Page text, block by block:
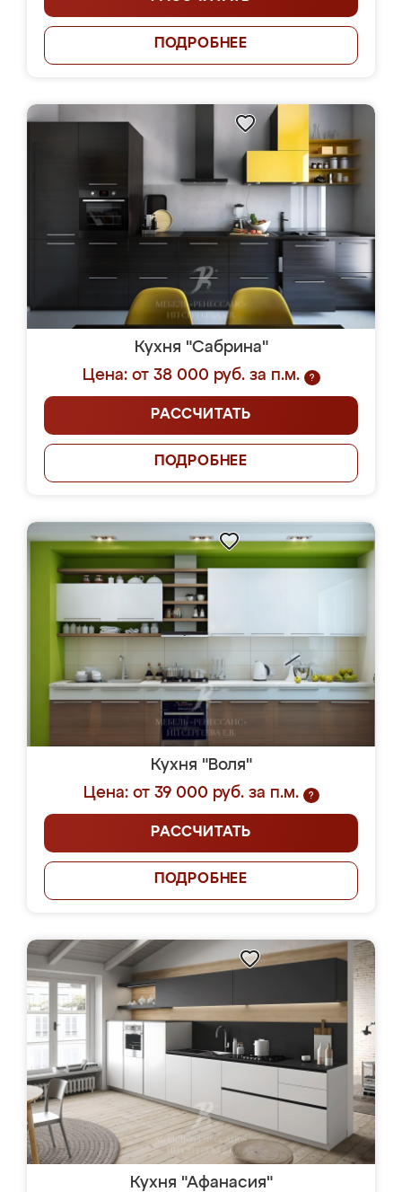
ПОДРОБНЕЕ
Кухня "Сабрина"
Цена: от 38 000 руб. за п.м.
?
РАССЧИТАТЬ
ПОДРОБНЕЕ
Кухня "Воля"
Цена: от 39 000 руб. за п.м.
?
РАССЧИТАТЬ
ПОДРОБНЕЕ
Кухня "Афанасия"